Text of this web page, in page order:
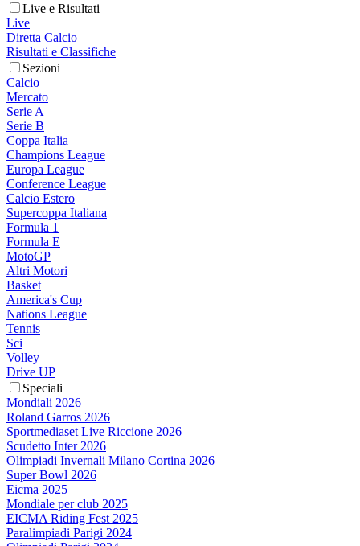
Live e Risultati
Live
Diretta Calcio
Risultati e Classifiche
Sezioni
Calcio
Mercato
Serie A
Serie B
Coppa Italia
Champions League
Europa League
Conference League
Calcio Estero
Supercoppa Italiana
Formula 1
Formula E
MotoGP
Altri Motori
Basket
America's Cup
Nations League
Tennis
Sci
Volley
Drive UP
Speciali
Mondiali 2026
Roland Garros 2026
Sportmediaset Live Riccione 2026
Scudetto Inter 2026
Olimpiadi Invernali Milano Cortina 2026
Super Bowl 2026
Eicma 2025
Mondiale per club 2025
EICMA Riding Fest 2025
Paralimpiadi Parigi 2024